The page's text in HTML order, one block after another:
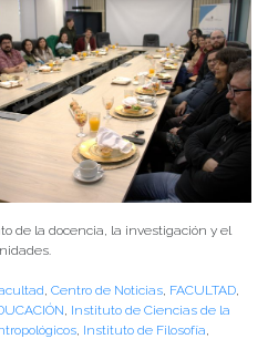
de la docencia, la investigación y el
Centro de Noticias FACULTAD
Instituto de Ciencias de la
Instituto de Filosofía